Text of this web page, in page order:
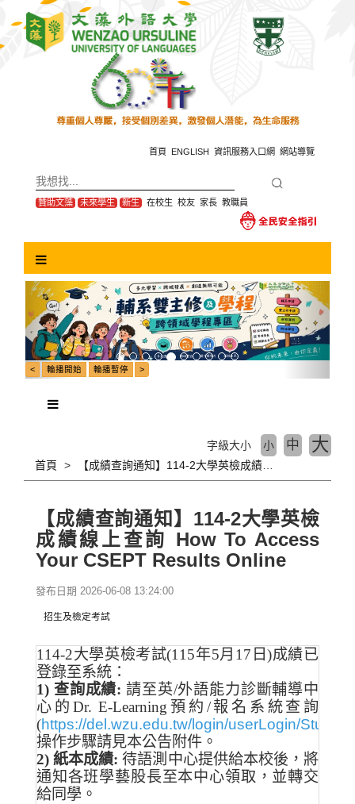
主
首頁 ENGLISH 資訊服務入口網 網站導覽
贊助文藻 未來學生 新生 在校生 校友 家長 教職員
Previous Next
首頁 【成績查詢通知】114-2大學英檢成績線上查詢 How To Access Your CSEPT Results Online
字級大小 小 中 大
【成績查詢通知】114-2大學英檢
成績線上查詢 How To Access
Your CSEPT Results Online
發布日期 2026-06-08 13:24:00
招生及檢定考試
114-2大學英檢考試(115年5月17日)成績已
登錄至系統：
1) 查詢成績: 請至英/外語能力診斷輔導中
心的 Dr. E-Learning 預約/報名系統查詢
(https://del.wzu.edu.tw/login/userLogin/Student
操作步驟請見本公告附件。
2)紙本成績: 待語測中心提供給本校後，將
通知各班學藝股長至本中心領取，並轉交
給同學。